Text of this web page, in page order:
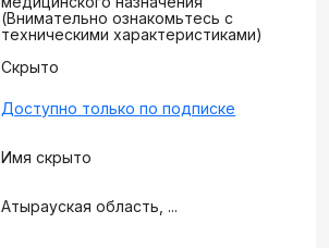
(Внимательно ознакомьтесь с
техническими характеристиками)
Скрыто
Доступно только по подписке
Имя скрыто
Атырауская область, ...